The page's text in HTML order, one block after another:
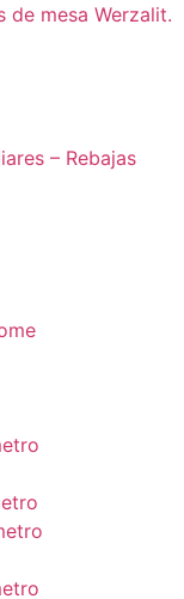
mesa Werzalit.
– Rebajas